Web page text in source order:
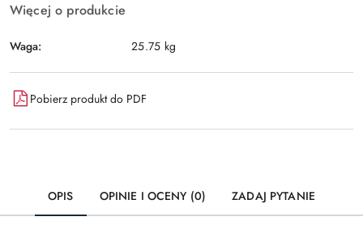
Więcej o produkcie
Waga: 25.75 kg
Pobierz produkt do PDF
OPIS OPINIE I OCENY (0) ZADAJ PYTANIE